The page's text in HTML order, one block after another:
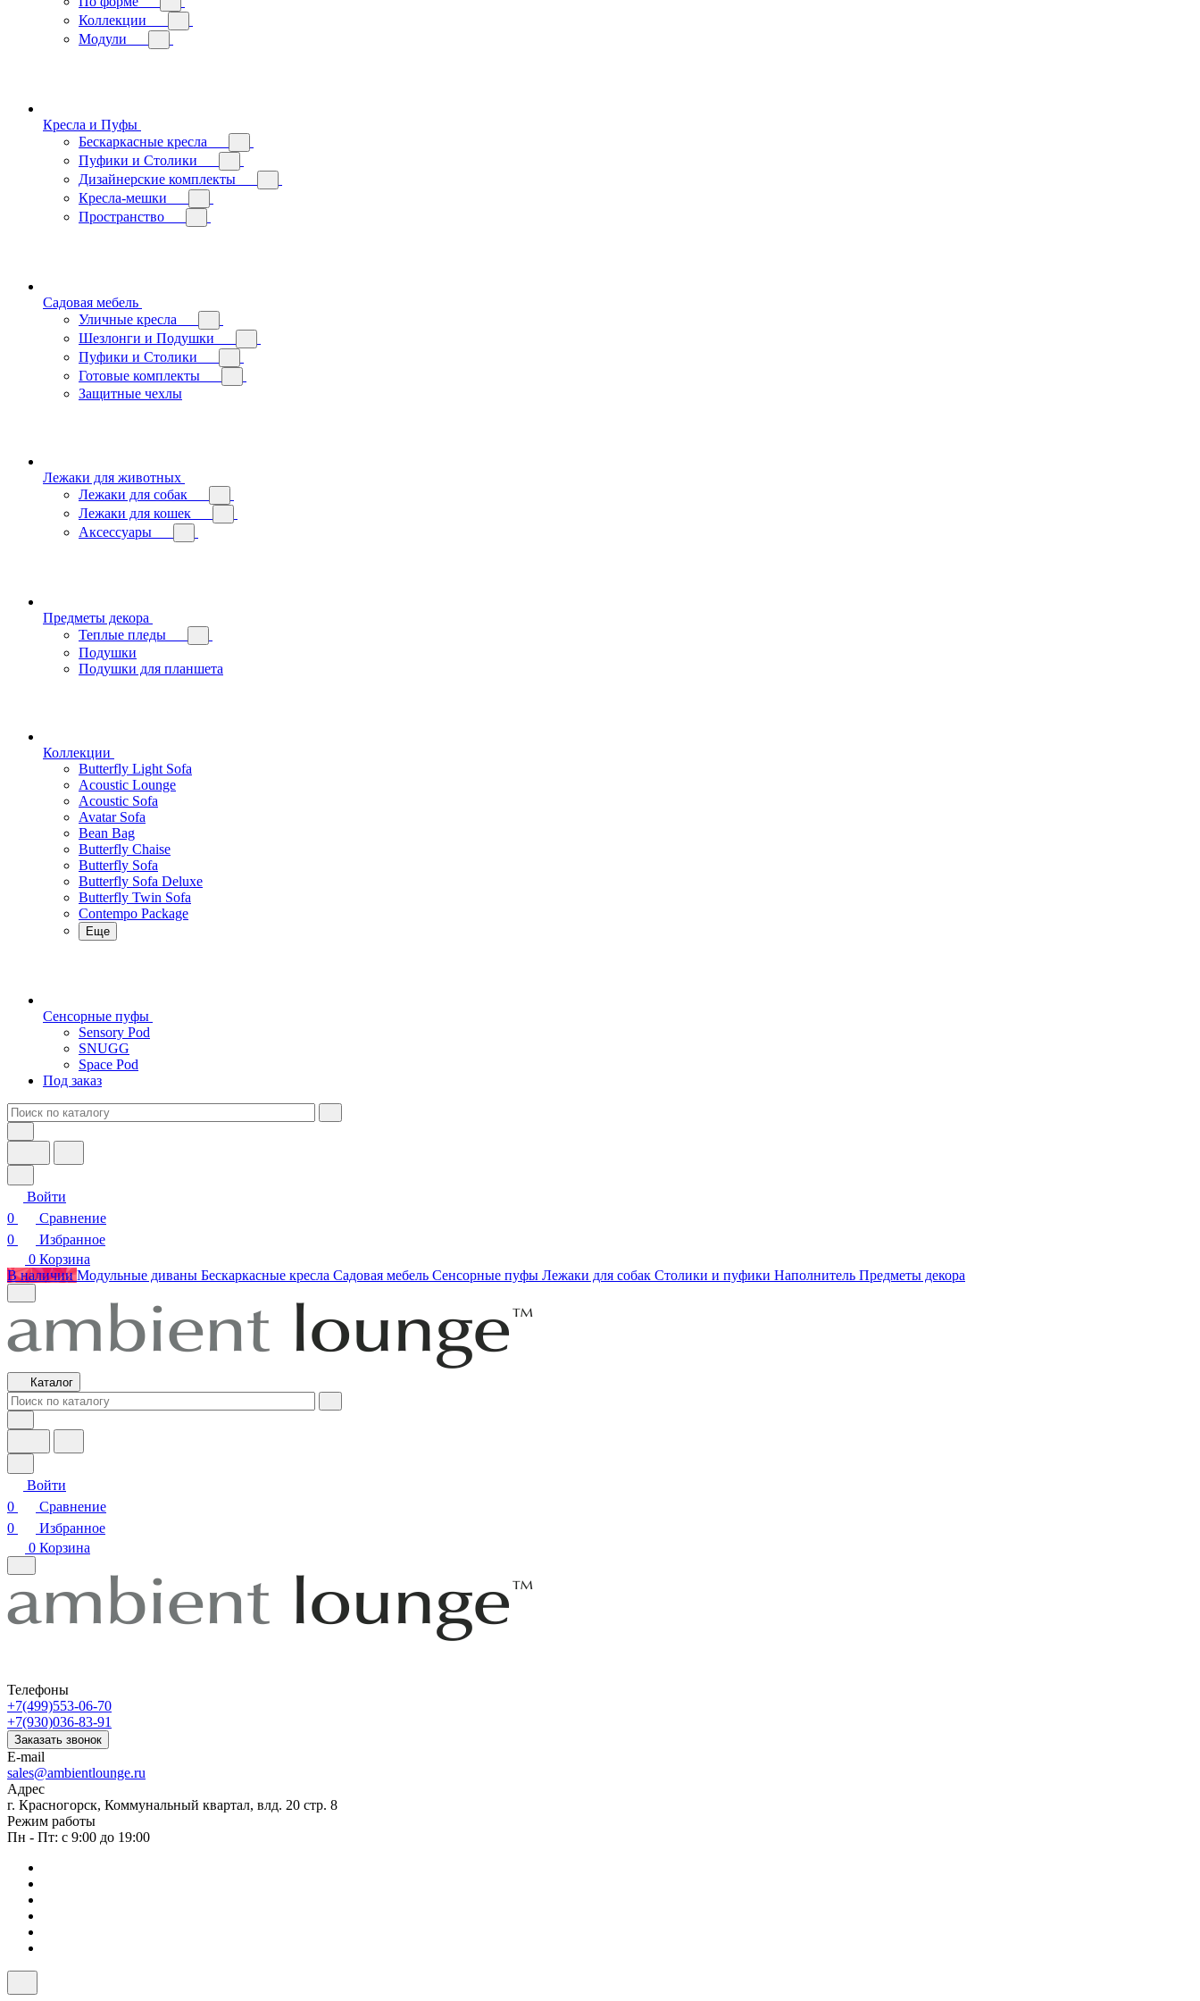
Коллекции
Модули
Кресла и Пуфы
Бескаркасные кресла
Пуфики и Столики
Дизайнерские комплекты
Кресла-мешки
Пространство
Садовая мебель
Уличные кресла
Шезлонги и Подушки
Пуфики и Столики
Готовые комплекты
Защитные чехлы
Лежаки для животных
Лежаки для собак
Лежаки для кошек
Аксессуары
Предметы декора
Теплые пледы
Подушки
Подушки для планшета
Коллекции
Butterfly Light Sofa
Acoustic Lounge
Acoustic Sofa
Avatar Sofa
Bean Bag
Butterfly Chaise
Butterfly Sofa
Butterfly Sofa Deluxe
Butterfly Twin Sofa
Contempo Package
Еще
Сенсорные пуфы
Sensory Pod
SNUGG
Space Pod
Под заказ
Войти
0
Сравнение
0
Избранное
0 Корзина
В наличии Модульные диваны Бескаркасные кресла Садовая мебель Сенсорные пуфы Лежаки для собак Столики и пуфики Наполнитель Предметы декора
Каталог
Войти
0
Сравнение
0
Избранное
0 Корзина
Телефоны
+7(499)553-06-70
+7(930)036-83-91
Заказать звонок
E-mail
sales@ambientlounge.ru
Адрес
г. Красногорск, Коммунальный квартал, влд. 20 стр. 8
Режим работы
Пн - Пт: с 9:00 до 19:00